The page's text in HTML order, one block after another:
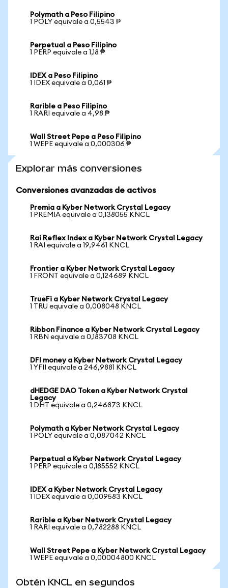
Polymath a Peso Filipino
1 POLY equivale a 0,5543 ₱
Perpetual a Peso Filipino
1 PERP equivale a 1,18 ₱
IDEX a Peso Filipino
1 IDEX equivale a 0,061 ₱
Rarible a Peso Filipino
1 RARI equivale a 4,98 ₱
Wall Street Pepe a Peso Filipino
1 WEPE equivale a 0,000306 ₱
Explorar más conversiones
Conversiones avanzadas de activos
Premia a Kyber Network Crystal Legacy
1 PREMIA equivale a 0,138055 KNCL
Rai Reflex Index a Kyber Network Crystal Legacy
1 RAI equivale a 19,9461 KNCL
Frontier a Kyber Network Crystal Legacy
1 FRONT equivale a 0,124689 KNCL
TrueFi a Kyber Network Crystal Legacy
1 TRU equivale a 0,008048 KNCL
Ribbon Finance a Kyber Network Crystal Legacy
1 RBN equivale a 0,183708 KNCL
DFI money a Kyber Network Crystal Legacy
1 YFII equivale a 246,9881 KNCL
dHEDGE DAO Token a Kyber Network Crystal
Legacy
1 DHT equivale a 0,246873 KNCL
Polymath a Kyber Network Crystal Legacy
1 POLY equivale a 0,087042 KNCL
Perpetual a Kyber Network Crystal Legacy
1 PERP equivale a 0,185552 KNCL
IDEX a Kyber Network Crystal Legacy
1 IDEX equivale a 0,009583 KNCL
Rarible a Kyber Network Crystal Legacy
1 RARI equivale a 0,782288 KNCL
Wall Street Pepe a Kyber Network Crystal Legacy
1 WEPE equivale a 0,00004800 KNCL
Obtén KNCL en segundos